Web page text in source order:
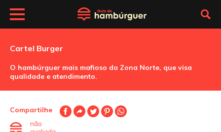
Cartel Burger
O hambúrguer mais mafioso da Zona Norte, que visa
qualidade e atendimento.
Compartilhe
não